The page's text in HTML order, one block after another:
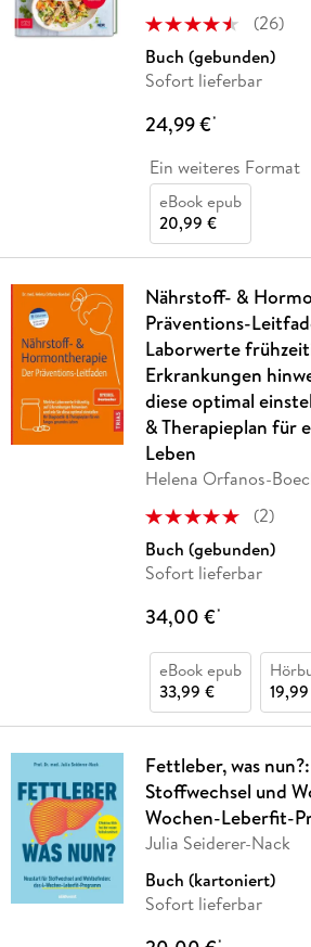
(26)
Buch (gebunden)
Sofort lieferbar
24,99 €*
Ein weiteres Format
eBook epub
20,99 €
Nährstoff- &
Präventions-
Laborwerte
Erkrankungen
diese optimal
& Therapieplan für
Leben
Helena Orfanos-
(2)
Buch (gebunden)
Sofort lieferbar
34,00 €*
eBook epub
33,99 €
Fettleber, was
Stoffwechsel und
Wochen-Leberfit-
Julia Seiderer-Nack
Buch (kartoniert)
Sofort lieferbar
*